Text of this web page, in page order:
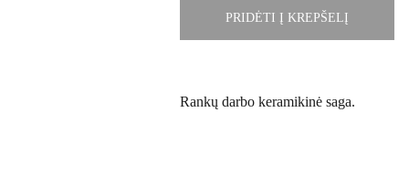
PRIDĖTI Į KREPŠELĮ
Rankų darbo keramikinė saga.